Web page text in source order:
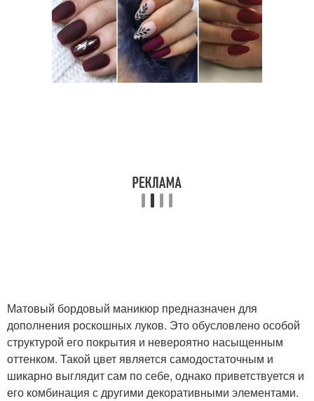
Матовый бордовый маникюр предназначен для
дополнения роскошных луков. Это обусловлено особой
структурой его покрытия и невероятно насыщенным
оттенком. Такой цвет является самодостаточным и
шикарно выглядит сам по себе, однако приветствуется и
его комбинация с другими декоративными элементами.